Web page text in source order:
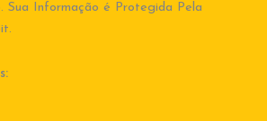
Sua Informação é Protegida Pela